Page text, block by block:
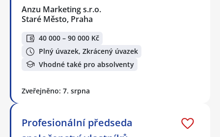
Anzu Marketing s.r.o.
Staré Město, Praha
40 000 – 90 000 Kč
Plný úvazek, Zkrácený úvazek
Vhodné také pro absolventy
Zveřejněno: 7. srpna
Profesionální předseda